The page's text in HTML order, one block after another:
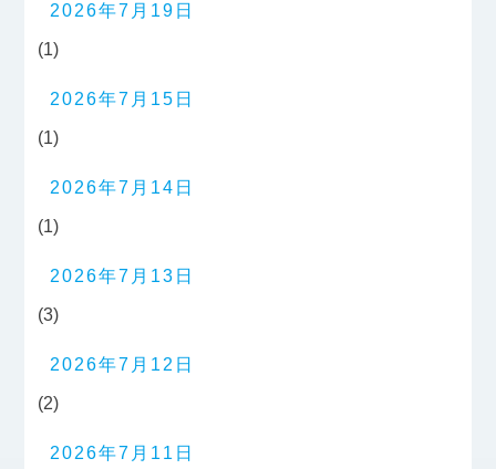
2026年7月19日
(1)
2026年7月15日
(1)
2026年7月14日
(1)
2026年7月13日
(3)
2026年7月12日
(2)
2026年7月11日